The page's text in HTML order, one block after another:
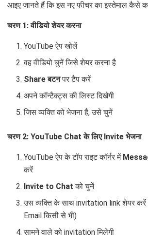
आइए जानते हैं कि इस नए फीचर का इस्तेमाल कैसे
चरण 1: वीडियो शेयर करना
YouTube ऐप खोलें
वह वीडियो चुनें जिसे शेयर करना है
Share बटनपर टैप करें
अपने कॉन्टैक्ट्स की लिस्ट दिखेगी
जिस व्यक्ति को भेजना है, उसे चुनें
चरण 2: YouTube Chat के लिए Invite भेजना
YouTube ऐप के टॉप राइट कॉर्नर में
करें
Invite to Chat को चुनें
उस व्यक्ति के साथ invitation link शेयर
Email किसी से भी)
सामने वाले को invitation मिलेगी